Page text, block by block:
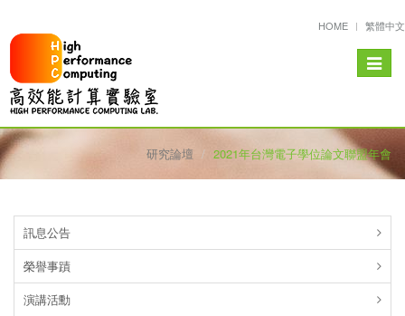
HOME 繁體中文
Toggle
研究論壇 2021年台灣電子學位論文聯盟年會
訊息公告
榮譽事蹟
演講活勳